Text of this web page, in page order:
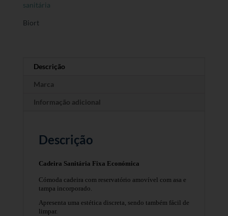
altura
sanitária
Biort
Descrição
Marca
Informação adicional
Descrição
Cadeira Sanitária Fixa Económica
Cómoda cadeira com reservatório amovível com asa e
tampa incorporado.
Apresenta uma estética discreta, sendo também fácil de
limpar.